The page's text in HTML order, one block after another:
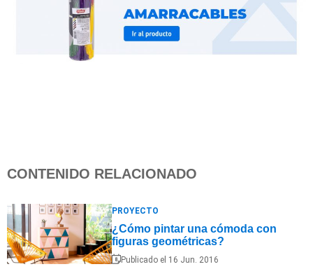
CONTENIDO RELACIONADO
PROYECTO
¿Cómo pintar una cómoda con
figuras geométricas?
Publicado el 16 Jun. 2016